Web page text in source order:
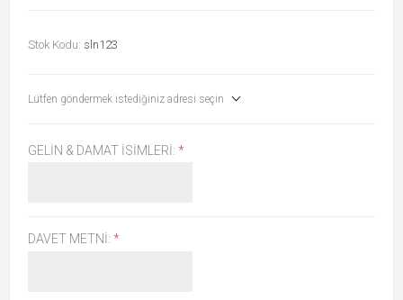
Stok Kodu: sln123
Lütfen göndermek istediğiniz adresi seçin
GELIN & DAMAT İSIMLERI: *
DAVET METNI: *